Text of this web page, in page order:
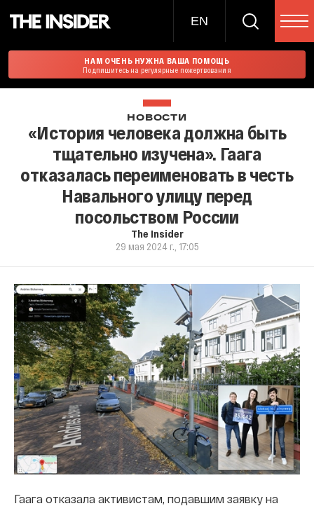
EN
НАМ ОЧЕНЬ НУЖНА ВАША ПОМОЩЬ
Подпишитесь на регулярные пожертвования
НОВОСТИ
«История человека должна быть
тщательно изучена». Гаага
отказалась переименовать в честь
Навального улицу перед
посольством России
The Insider
29 мая 2024 г., 17:05
Гаага отказала активистам, подавшим заявку на